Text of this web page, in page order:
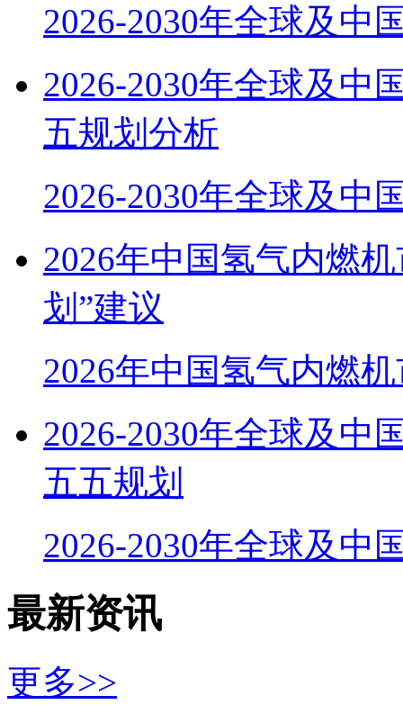
2026-2030年全球及中
2026-2030年全球及中
五规划分析
2026-2030年全球及中
2026年中国氢气内燃
划”建议
2026年中国氢气内燃
2026-2030年全球及中
五五规划
2026-2030年全球及中
最新资讯
更多>>